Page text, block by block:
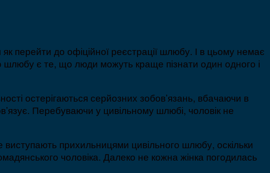
перейти до офіційної реєстрації шлюбу. І в цьому немає
шлюбу є те, що люди можуть краще пізнати один одного і
остерігаються серйозних зобов’язань, вбачаючи в
Перебуваючи у цивільному шлюбі, чоловік не
прихильницями цивільного шлюбу, оскільки
чоловіка. Далеко не кожна жінка погодилась